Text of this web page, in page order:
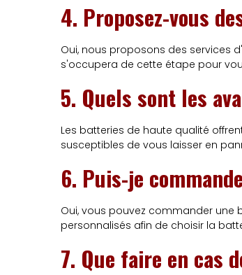
4. Proposez-vous
Oui, nous proposons des services
s'occupera de cette étape pour
5. Quels sont les
Les batteries de haute qualité
susceptibles de vous laisser en
6. Puis-je
Oui, vous pouvez commander une
personnalisés afin de choisir la
7. Que faire en cas